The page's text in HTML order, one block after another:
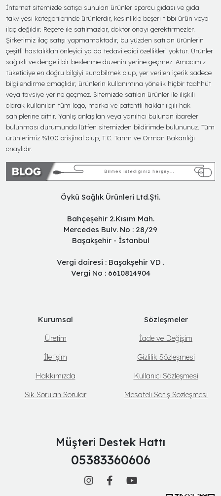
İnternet sitemizde satışa sunulan ürünler sporcu gıdası ve gıda
takviyesi kategorilerinde ürünlerdir, kesinlikle beşeri tıbbi ürün veya
ilaç değildir. Reçete ile satılmazlar, doktor onayı gerektirmezler.
Şirketimiz ilaç satışı yapmamaktadır, bu yüzden satılan ürünlerin
çeşitli hastalıkları önleyici ya da tedavi edici özellikleri yoktur. Ürünler
sağlıklı ve dengeli bir beslenme düzenin yerine geçmez. Amacımız
tüketiciye en doğru bilgiyi sunabilmek olup, yer verilen içerik sadece
bilgilendirme amaçlıdır, ürünlerin kullanımına yönelik hiçbir taahhüt
veya tavsiye yerine geçmez. Sitemizde satılan ürünler ile ilişkili
olarak kullanılan tüm logo, marka ve patentli haklar ilgili hak
sahiplerine aittir. Yanlış anlaşılan veya yanıltıcı bulunan ibareler
bulunması durumunda lütfen sitemizden bildirimde bulununuz. Tüm
ürünlerimiz %100 orisjinal olup, T.C. Tarım ve Orman Bakanlığı
onaylıdır.
Öykü Sağlık Ürünleri Ltd.Şti.
Bahçeşehir 2.Kısım Mah.
Mercedes Bulv. No : 28/29
Başakşehir - İstanbul
Vergi dairesi : Başakşehir VD .
Vergi No : 6610814904
Kurumsal
Üretim
İletişim
Hakkımızda
Sık Sorulan Sorular
Sözleşmeler
İade ve Değişim
Gizlilik Sözleşmesi
Kullanıcı Sözleşmesi
Mesafeli Satış Sözleşmesi
Müşteri Destek Hattı
05383360606